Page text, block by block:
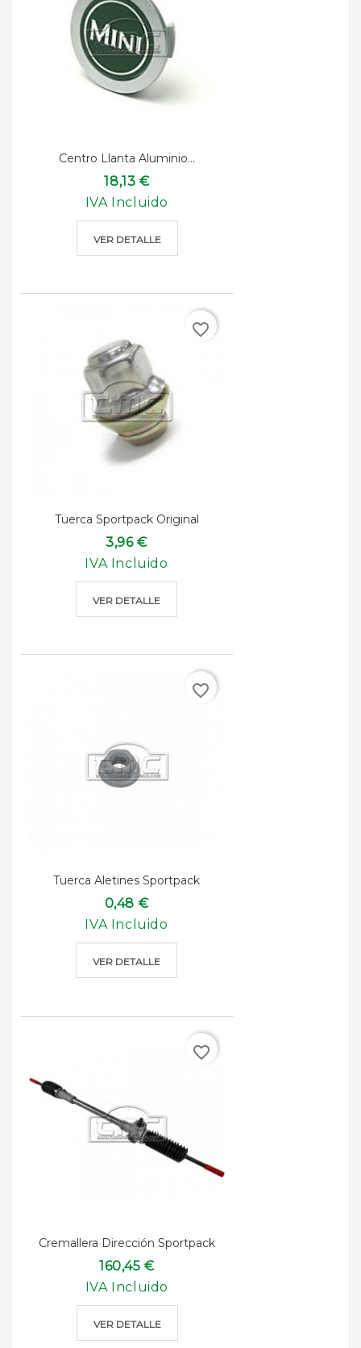
Centro Llanta Aluminio...
18,13 €
IVA Incluido
VER DETALLE
Tuerca Sportpack Original
3,96 €
IVA Incluido
VER DETALLE
favorite_border
Tuerca Aletines Sportpack
0,48 €
IVA Incluido
VER DETALLE
favorite_border
Cremallera Dirección Sportpack
160,45 €
IVA Incluido
VER DETALLE
favorite_border